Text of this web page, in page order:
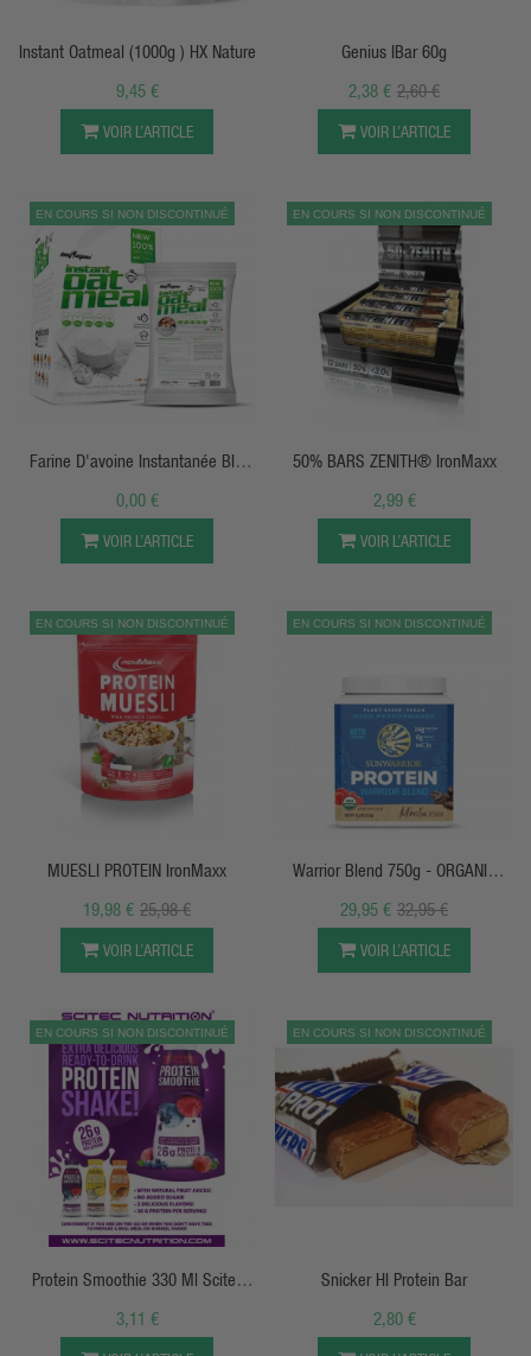
Instant Oatmeal (1000g ) HX Nature
9,45 €
VOIR L’ARTICLE
Genius IBar 60g
2,60 €
2,38 €
VOIR L’ARTICLE
EN COURS SI NON DISCONTINUÉ
APERÇU RAPIDE
Farine D'avoine Instantanée BIG
MAN
0,00 €
VOIR L’ARTICLE
EN COURS SI NON DISCONTINUÉ
APERÇU RAPIDE
50% BARS ZENITH® IronMaxx
2,99 €
VOIR L’ARTICLE
EN COURS SI NON DISCONTINUÉ
MUESLI PROTEIN IronMaxx
25,98 €
19,98 €
VOIR L’ARTICLE
EN COURS SI NON DISCONTINUÉ
APERÇU RAPIDE
Warrior Blend 750g - ORGANIC
PROTEIN - SunWarrior
32,95 €
29,95 €
VOIR L’ARTICLE
EN COURS SI NON DISCONTINUÉ
APERÇU RAPIDE
Protein Smoothie 330 Ml Scitec
Nutrition
3,11 €
EN COURS SI NON DISCONTINUÉ
Snicker HI Protein Bar
2,80 €